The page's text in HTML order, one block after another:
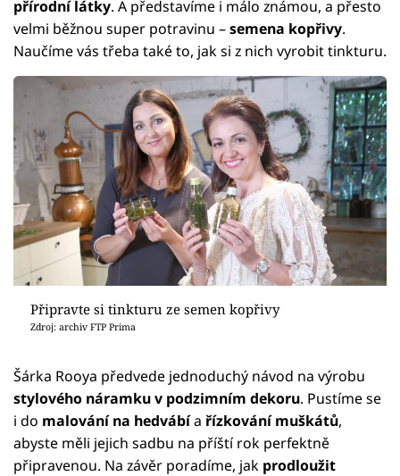
přírodní látky. A představíme i málo známou, a přesto
velmi běžnou super potravinu –semena kopřivy.
Naučíme vás třeba také to, jak si z nich vyrobit tinkturu.
Připravte si tinkturu ze semen kopřivy
Zdroj: archiv FTP Prima
Šárka Rooya předvede jednoduchý návod na výrobu
stylového náramku v podzimním dekoru. Pustíme se
i do malování na hedvábía řízkování muškátů,
abyste měli jejich sadbu na příští rok perfektně
připravenou. Na závěr poradíme, jak prodloužit